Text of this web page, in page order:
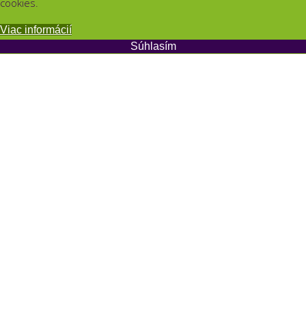
Viac informácií
Súhlasím